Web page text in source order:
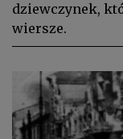
dziewczynek,
wiersze.